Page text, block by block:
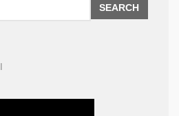
SEARCH